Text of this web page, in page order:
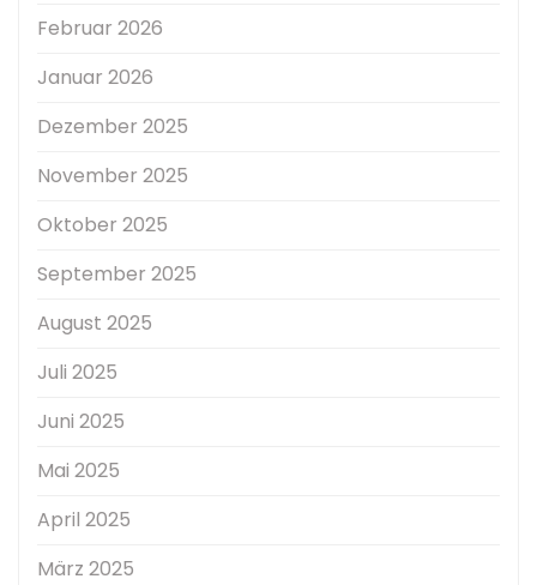
Februar 2026
Januar 2026
Dezember 2025
November 2025
Oktober 2025
September 2025
August 2025
Juli 2025
Juni 2025
Mai 2025
April 2025
März 2025